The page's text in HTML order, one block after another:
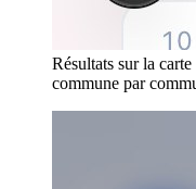
Résultats sur la
commune par